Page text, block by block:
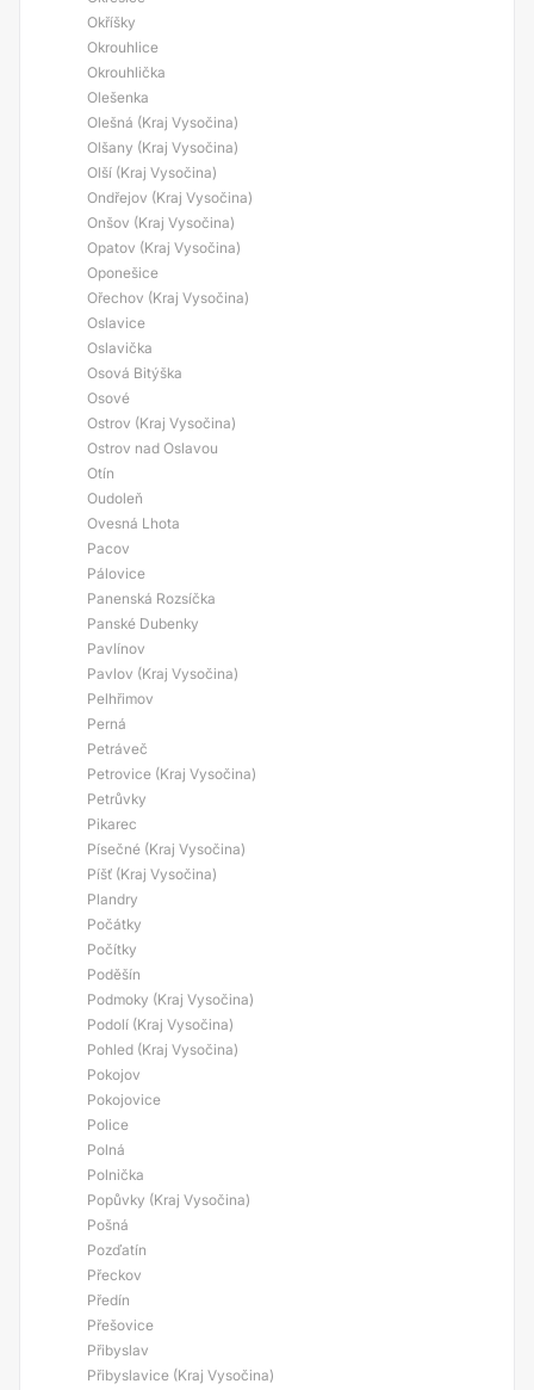
Okříšky
Okrouhlice
Okrouhlička
Olešenka
Olešná (Kraj Vysočina)
Olšany (Kraj Vysočina)
Olší (Kraj Vysočina)
Ondřejov (Kraj Vysočina)
Onšov (Kraj Vysočina)
Opatov (Kraj Vysočina)
Oponešice
Ořechov (Kraj Vysočina)
Oslavice
Oslavička
Osová Bitýška
Osové
Ostrov (Kraj Vysočina)
Ostrov nad Oslavou
Otín
Oudoleň
Ovesná Lhota
Pacov
Pálovice
Panenská Rozsíčka
Panské Dubenky
Pavlínov
Pavlov (Kraj Vysočina)
Pelhřimov
Perná
Petráveč
Petrovice (Kraj Vysočina)
Petrůvky
Pikarec
Písečné (Kraj Vysočina)
Píšť (Kraj Vysočina)
Plandry
Počátky
Počítky
Poděšín
Podmoky (Kraj Vysočina)
Podolí (Kraj Vysočina)
Pohled (Kraj Vysočina)
Pokojov
Pokojovice
Police
Polná
Polnička
Popůvky (Kraj Vysočina)
Pošná
Pozďatín
Přeckov
Předín
Přešovice
Přibyslav
Přibyslavice (Kraj Vysočina)